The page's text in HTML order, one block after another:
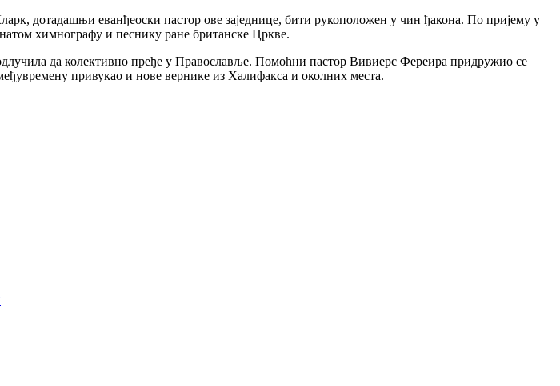
дотадашњи еванђеоски пастор ове заједнице, бити рукоположен у чин ђакона. По пријему у
химнографу и песнику ране британске Цркве.
одлучила да колективно пређе у Православље. Помоћни пастор Вивиерс Фереира придружио се
привукао и нове вернике из Халифакса и околних места.